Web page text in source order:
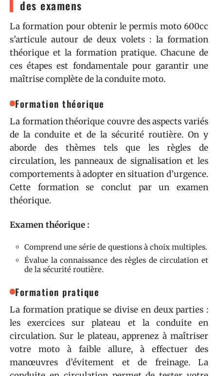
des examens
La formation pour obtenir le permis moto 600cc
s’articule autour de deux volets : la formation
théorique et la formation pratique. Chacune de
ces étapes est fondamentale pour garantir une
maîtrise complète de la conduite moto.
Formation théorique
La formation théorique couvre des aspects variés
de la conduite et de la sécurité routière. On y
aborde des thèmes tels que les règles de
circulation, les panneaux de signalisation et les
comportements à adopter en situation d’urgence.
Cette formation se conclut par un examen
théorique.
Examen théorique :
Comprend une série de questions à choix multiples.
Évalue la connaissance des règles de circulation et
de la sécurité routière.
Formation pratique
La formation pratique se divise en deux parties :
les exercices sur plateau et la conduite en
circulation. Sur le plateau, apprenez à maîtriser
votre moto à faible allure, à effectuer des
manœuvres d’évitement et de freinage. La